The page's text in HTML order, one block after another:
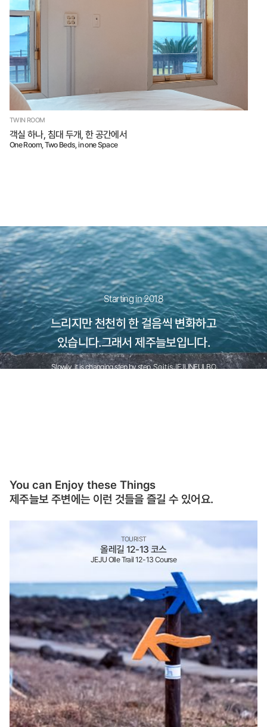
TWIN ROOM
객실 하나, 침대 두개, 한 공간에서
One Room, Two Beds, in one Space
Starting in 2018
느리지만 천천히 한 걸음씩 변화하고
있습니다.그래서 제주늘보입니다.
Slowly, it is changing step by step. So it is JEJUNEULBO
You can Enjoy these Things
제주늘보 주변에는 이런 것들을 즐길 수 있어요.
TOURIST
올레길 12-13 코스
JEJU Olle Trail 12-13 Course